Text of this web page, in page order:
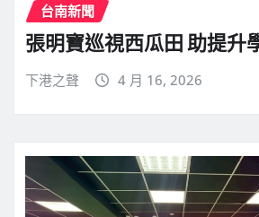
台南新聞
張明寶巡視西瓜田 助提升
下港之聲 4 月 16, 2026